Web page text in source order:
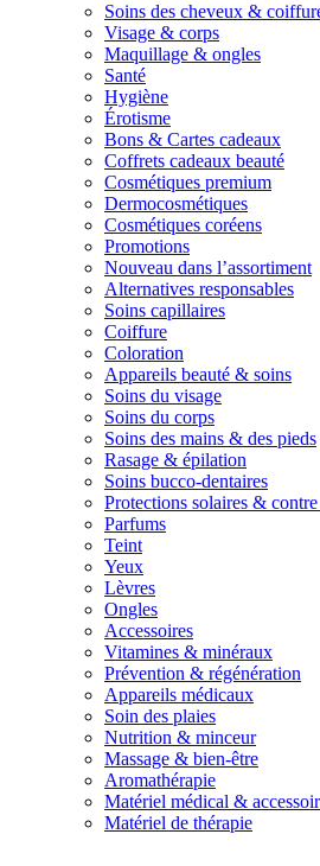
Soins des cheveux &
Visage & corps
Maquillage & ongles
Santé
Hygiène
Érotisme
Bons & Cartes cadeaux
Coffrets cadeaux beauté
Cosmétiques premium
Dermocosmétiques
Cosmétiques coréens
Promotions
Nouveau dans l’assortiment
Alternatives responsables
Soins capillaires
Coiffure
Coloration
Appareils beauté & soins
Soins du visage
Soins du corps
Soins des mains & des pieds
Rasage & épilation
Soins bucco-dentaires
Protections solaires & contre
Parfums
Teint
Yeux
Lèvres
Ongles
Accessoires
Vitamines & minéraux
Prévention & régénération
Appareils médicaux
Soin des plaies
Nutrition & minceur
Massage & bien-être
Aromathérapie
Matériel médical &
Matériel de thérapie